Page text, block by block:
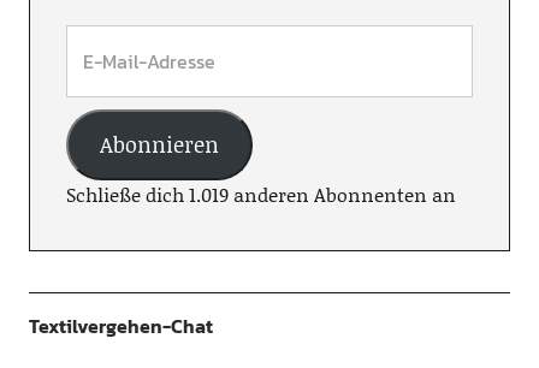
Abonnieren
Schließe dich 1.019 anderen Abonnenten an
Textilvergehen-Chat